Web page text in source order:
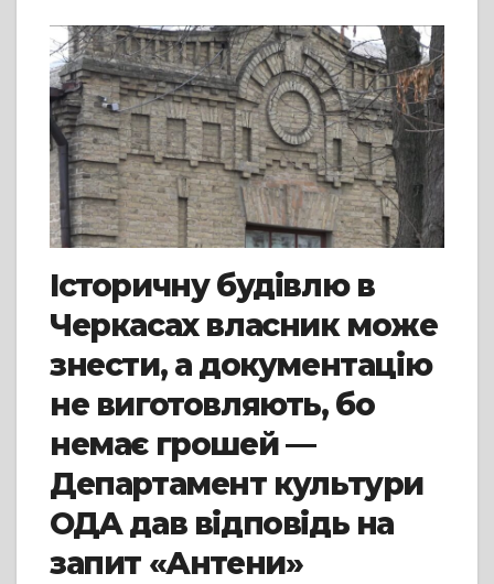
Історичну будівлю в
Черкасах власник може
знести, а документацію
не виготовляють, бо
немає грошей —
Департамент культури
ОДА дав відповідь на
запит «Антени»